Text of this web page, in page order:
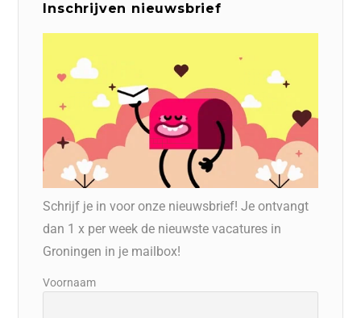
Inschrijven nieuwsbrief
Schrijf je in voor onze nieuwsbrief! Je ontvangt
dan 1 x per week de nieuwste vacatures in
Groningen in je mailbox!
Voornaam